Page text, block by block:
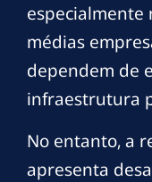
especialmente
médias
dependem de
infraestrutura
No entanto, a
apresenta